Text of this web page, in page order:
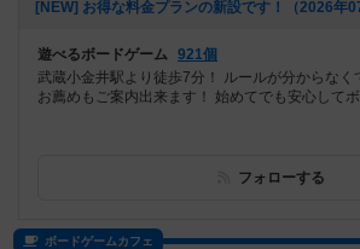
[NEW] お得な料金プランの新設です！（2026年
遊べるボードゲーム 921個
武蔵小金井駅より徒歩7分！ ルールが分からなく
お薦めもご案内出来ます！ 始めてでも安心して
フォローする
ボードゲームカフェ